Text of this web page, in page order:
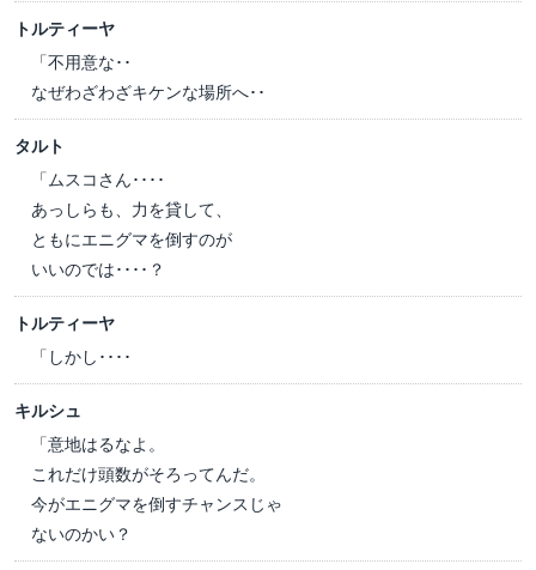
トルティーヤ
「不用意な･･
なぜわざわざキケンな場所へ･･
タルト
「ムスコさん････
あっしらも、力を貸して、
ともにエニグマを倒すのが
いいのでは････？
トルティーヤ
「しかし････
キルシュ
「意地はるなよ。
これだけ頭数がそろってんだ。
今がエニグマを倒すチャンスじゃ
ないのかい？